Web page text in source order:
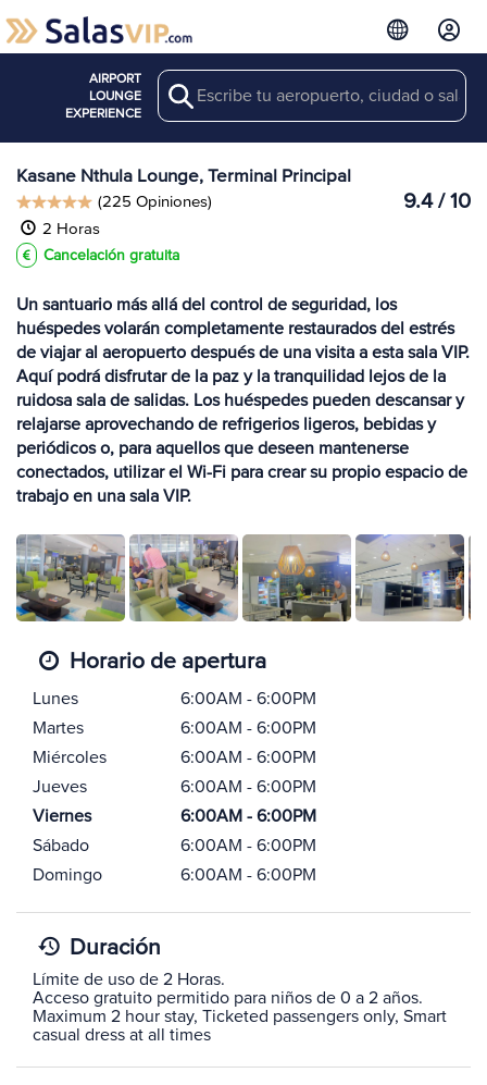
AIRPORT
LOUNGE
EXPERIENCE
Search Ver más
Salas en BBK
Kasane Nthula Lounge, Terminal Principal
9.4 / 10
(225 Opiniones)
2 Horas
Cancelación gratuita
Un santuario más allá del control de seguridad, los
huéspedes volarán completamente restaurados del estrés
de viajar al aeropuerto después de una visita a esta sala VIP.
Aquí podrá disfrutar de la paz y la tranquilidad lejos de la
ruidosa sala de salidas. Los huéspedes pueden descansar y
relajarse aprovechando de refrigerios ligeros, bebidas y
periódicos o, para aquellos que deseen mantenerse
conectados, utilizar el Wi-Fi para crear su propio espacio de
trabajo en una sala VIP.
Horario de apertura
Lunes
6:00AM - 6:00PM
Martes
6:00AM - 6:00PM
Miércoles
6:00AM - 6:00PM
Jueves
6:00AM - 6:00PM
Viernes
6:00AM - 6:00PM
Sábado
6:00AM - 6:00PM
Domingo
6:00AM - 6:00PM
Duración
Límite de uso de 2 Horas.
Acceso gratuito permitido para niños de 0 a 2 años.
Maximum 2 hour stay, Ticketed passengers only, Smart
casual dress at all times